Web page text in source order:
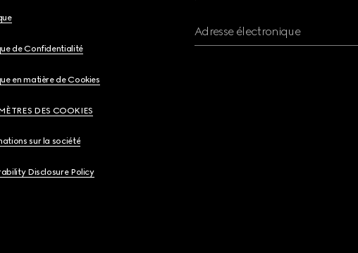
de Confidentialité
en matière de Cookies
DES COOKIES
sur la société
Disclosure Policy
Adresse électronique